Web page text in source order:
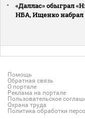
«Даллас» обыграл
НБА, Ищенко набрал
Помощь
Обратная связь
О портале
Реклама на портале
Пользовательское
Охрана труда
Политика обработки